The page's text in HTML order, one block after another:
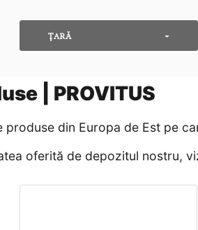
ȚARĂ
| PROVITUS
din Europa de Est pe
oferită de depozitul nostru,